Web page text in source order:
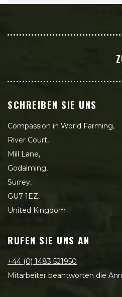
SCHREIBEN SIE UNS
Compassion in World Farming,
River Court,
Mill Lane,
Godalming,
Surrey,
GU7 1EZ,
United Kingdom
RUFEN SIE UNS AN
+44 (0) 1483 521950
Mitarbeiter beantworten die